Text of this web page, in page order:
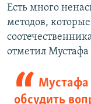
Есть много
методов,
отметил
Мустафа
обсудить